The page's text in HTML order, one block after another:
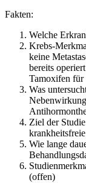
Fakten:
Welche
Krebs-
keine
bereits
Tamoxifen für
Was
Ziel der
Wie lange
(offen)